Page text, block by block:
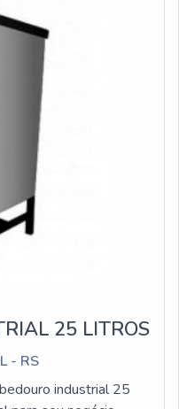
25 LITROS
- RS
industrial 25